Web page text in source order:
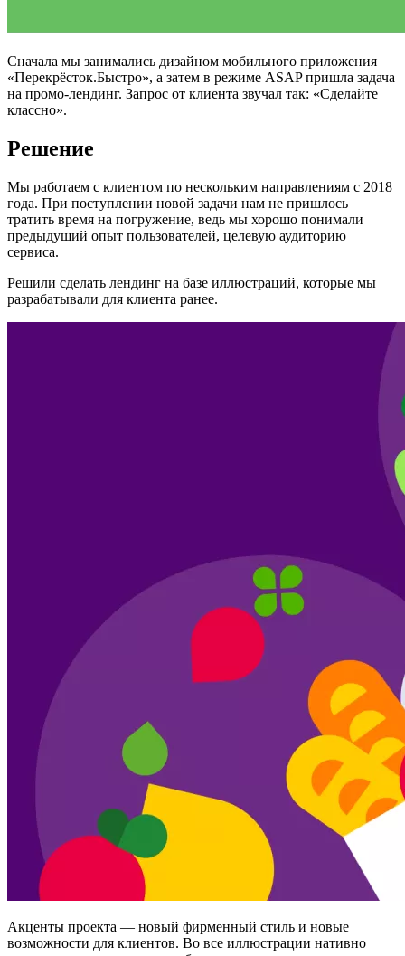
Сначала мы занимались дизайном мобильного приложения
«Перекрёсток.Быстро», а затем в режиме ASAP пришла задача
на промо-лендинг. Запрос от клиента звучал так: «Сделайте
классно».
Решение
Мы работаем с клиентом по нескольким направлениям с 2018
года. При поступлении новой задачи нам не пришлось
тратить время на погружение, ведь мы хорошо понимали
предыдущий опыт пользователей, целевую аудиторию
сервиса.
Решили сделать лендинг на базе иллюстраций, которые мы
разрабатывали для клиента ранее.
Акценты проекта — новый фирменный стиль и новые
возможности для клиентов. Во все иллюстрации нативно